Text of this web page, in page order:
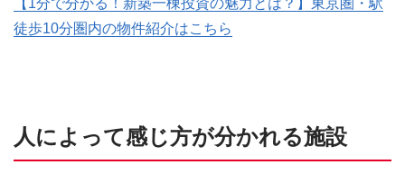
【1分で分かる！新築一棟投資の魅力とは？】東京圏・駅
徒歩10分圏内の物件紹介はこちら
人によって感じ方が分かれる施設